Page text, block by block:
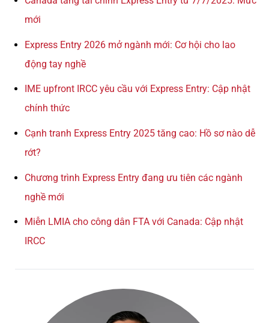
mới
Express Entry 2026 mở ngành mới: Cơ hội cho lao
động tay nghề
IME upfront IRCC yêu cầu với Express Entry: Cập nhật
chính thức
Cạnh tranh Express Entry 2025 tăng cao: Hồ sơ nào dễ
rớt?
Chương trình Express Entry đang ưu tiên các ngành
nghề mới
Miễn LMIA cho công dân FTA với Canada: Cập nhật
IRCC